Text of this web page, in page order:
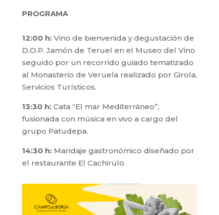
PROGRAMA
12:00 h:Vino de bienvenida y degustación de
D.O.P. Jamón de Teruel en el Museo del Vino
seguido por un recorrido guiado tematizado
al Monasterio de Veruela realizado por Girola,
Servicios Turísticos.
13:30 h:Cata “El mar Mediterráneo”,
fusionada con música en vivo a cargo del
grupo Patudepa.
14:30 h:Maridaje gastronómico diseñado por
el restaurante El Cachirulo.